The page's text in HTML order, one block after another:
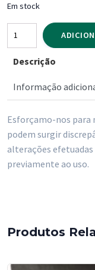
Em stock
Quantidade
de
Chocolate
30
Descrição
Informação
Esforçamo-nos para
podem surgir
alterações
previamente ao uso.
Produtos